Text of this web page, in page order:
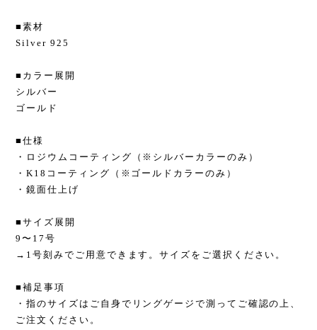
■素材
Silver 925
■カラー展開
シルバー
ゴールド
■仕様
・ロジウムコーティング（※シルバーカラーのみ）
・K18コーティング（※ゴールドカラーのみ）
・鏡面仕上げ
■サイズ展開
9〜17号
→1号刻みでご用意できます。サイズをご選択ください。
■補足事項
・指のサイズはご自身でリングゲージで測ってご確認の上、
ご注文ください。